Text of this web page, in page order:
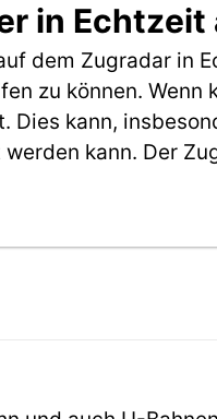
in
dem Zugradar in
zu können. Wenn
kann,
kann. Der